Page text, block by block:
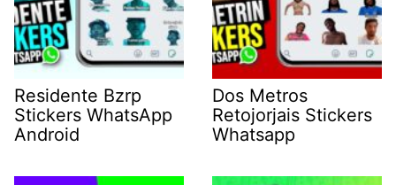
Residente Bzrp
Stickers WhatsApp
Android
Dos Metros
Retojorjais Stickers
Whatsapp